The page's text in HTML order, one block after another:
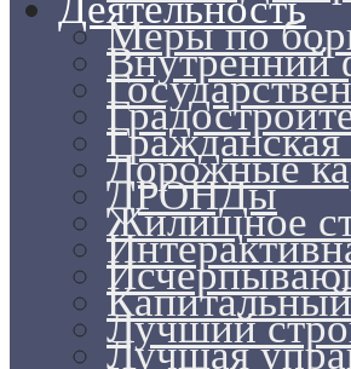
Меры по
Внутренний
Дорожные
ДРОНДы
Жилищное
Лучший
Лучшая